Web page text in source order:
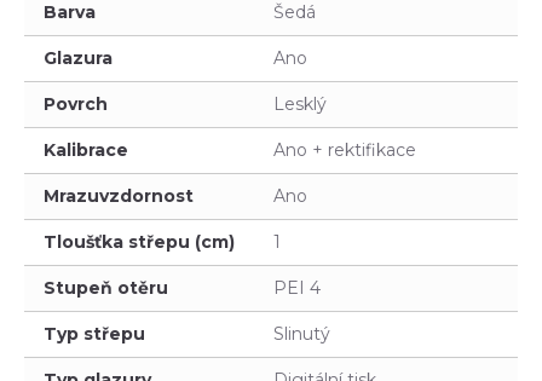
Barva Šedá
Glazura Ano
Povrch Lesklý
Kalibrace Ano + rektifikace
Mrazuvzdornost Ano
Tloušťka střepu (cm) 1
Stupeň otěru PEI 4
Typ střepu Slinutý